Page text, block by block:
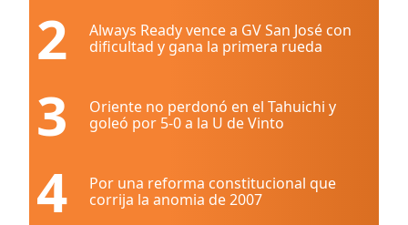
2
Always Ready vence a GV San José con
dificultad y gana la primera rueda
3
Oriente no perdonó en el Tahuichi y
goleó por 5-0 a la U de Vinto
4
Por una reforma constitucional que
corrija la anomia de 2007